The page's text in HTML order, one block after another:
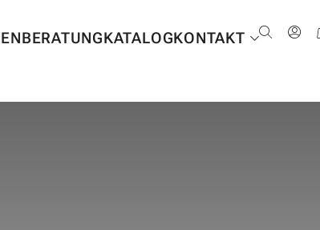
BERATUNGKATALOGKONTAKT